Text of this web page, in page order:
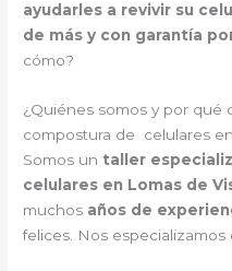
ayudarles a revivir su
de más y con garantía
cómo?
¿Quiénes somos y por qué
compostura de celulares
Somos un taller
celulares en Lomas de
muchos años de
felices. Nos especializamos